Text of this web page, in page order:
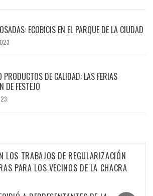
ECOBICIS EN EL PARQUE DE LA CIUDAD
DE CALIDAD: LAS FERIAS
DE FESTEJO
LOS TRABAJOS DE REGULARIZACIÓN
PARA LOS VECINOS DE LA CHACRA